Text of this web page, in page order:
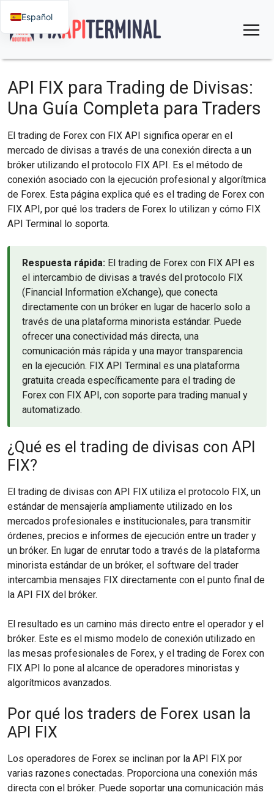
API FIX para Trading de Divisas:
Una Guía Completa para Traders
El trading de Forex con FIX API significa operar en el
mercado de divisas a través de una conexión directa a un
bróker utilizando el protocolo FIX API. Es el método de
conexión asociado con la ejecución profesional y algorítmica
de Forex. Esta página explica qué es el trading de Forex con
FIX API, por qué los traders de Forex lo utilizan y cómo FIX
API Terminal lo soporta.
Respuesta rápida: El trading de Forex con FIX API es
el intercambio de divisas a través del protocolo FIX
(Financial Information eXchange), que conecta
directamente con un bróker en lugar de hacerlo solo a
través de una plataforma minorista estándar. Puede
ofrecer una conectividad más directa, una
comunicación más rápida y una mayor transparencia
en la ejecución. FIX API Terminal es una plataforma
gratuita creada específicamente para el trading de
Forex con FIX API, con soporte para trading manual y
automatizado.
¿Qué es el trading de divisas con API
FIX?
El trading de divisas con API FIX utiliza el protocolo FIX, un
estándar de mensajería ampliamente utilizado en los
mercados profesionales e institucionales, para transmitir
órdenes, precios e informes de ejecución entre un trader y
un bróker. En lugar de enrutar todo a través de la plataforma
minorista estándar de un bróker, el software del trader
intercambia mensajes FIX directamente con el punto final de
la API FIX del bróker.
El resultado es un camino más directo entre el operador y el
bróker. Este es el mismo modelo de conexión utilizado en
las mesas profesionales de Forex, y el trading de Forex con
FIX API lo pone al alcance de operadores minoristas y
algorítmicos avanzados.
Por qué los traders de Forex usan la
API FIX
Los operadores de Forex se inclinan por la API FIX por
varias razones conectadas. Proporciona una conexión más
directa con el bróker. Puede soportar una comunicación más
Español